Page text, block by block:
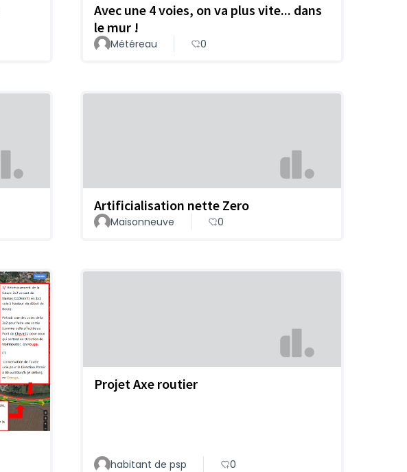
Avec une 4 voies, on va plus vite... dans
le mur !
Météreau 0
Artificialisation nette Zero
Maisonneuve 0
Projet Axe routier
habitant de psp 0